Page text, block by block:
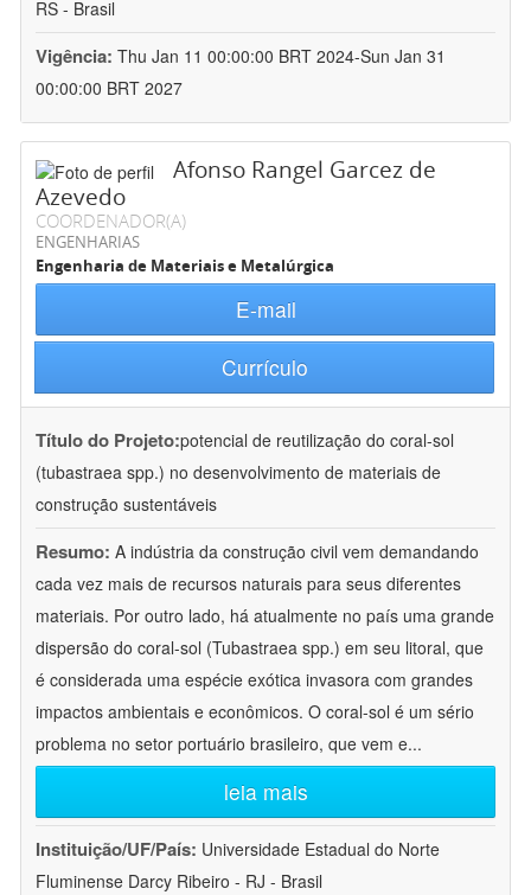
RS - Brasil
Vigência: Thu Jan 11 00:00:00 BRT 2024-Sun Jan 31
00:00:00 BRT 2027
Afonso Rangel Garcez de
Azevedo
COORDENADOR(A)
ENGENHARIAS
Engenharia de Materiais e Metalúrgica
E-mail
Currículo
Título do Projeto:potencial de reutilização do coral-sol
(tubastraea spp.) no desenvolvimento de materiais de
construção sustentáveis
Resumo: A indústria da construção civil vem demandando
cada vez mais de recursos naturais para seus diferentes
materiais. Por outro lado, há atualmente no país uma grande
dispersão do coral-sol (Tubastraea spp.) em seu litoral, que
é considerada uma espécie exótica invasora com grandes
impactos ambientais e econômicos. O coral-sol é um sério
problema no setor portuário brasileiro, que vem e...
leia mais
Instituição/UF/País: Universidade Estadual do Norte
Fluminense Darcy Ribeiro - RJ - Brasil